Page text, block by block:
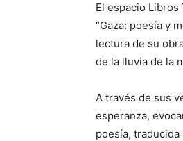
El espacio Libros
“Gaza: poesía y
lectura de su
de la lluvia de la
A través de sus
esperanza,
poesía,